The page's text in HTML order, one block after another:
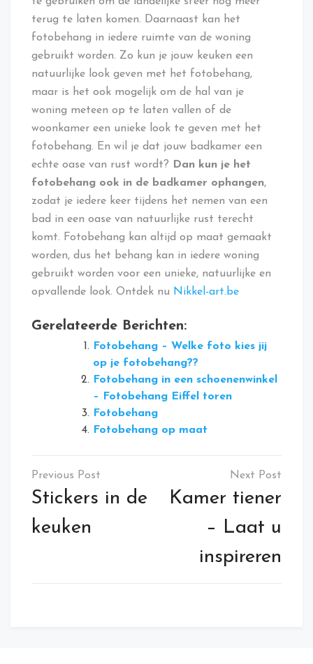
terug te laten komen. Daarnaast kan het
fotobehang in iedere ruimte van de woning
gebruikt worden. Zo kun je jouw keuken een
natuurlijke look geven met het fotobehang,
maar is het ook mogelijk om de hal van je
woning meteen op te laten vallen of de
woonkamer een unieke look te geven met het
fotobehang. En wil je dat jouw badkamer een
echte oase van rust wordt? Dan kun je het
fotobehang ook in de badkamer ophangen,
zodat je iedere keer tijdens het nemen van een
bad in een oase van natuurlijke rust terecht
komt. Fotobehang kan altijd op maat gemaakt
worden, dus het behang kan in iedere woning
gebruikt worden voor een unieke, natuurlijke en
opvallende look. Ontdek nu Nikkel-art.be
Gerelateerde Berichten:
Fotobehang – Welke foto kies jij
op je fotobehang??
Fotobehang in een schoenenwinkel
– Fotobehang Eiffel toren
Fotobehang
Fotobehang op maat
Bericht
navigatie
Stickers in de
keuken
Kamer tiener
– Laat u
inspireren